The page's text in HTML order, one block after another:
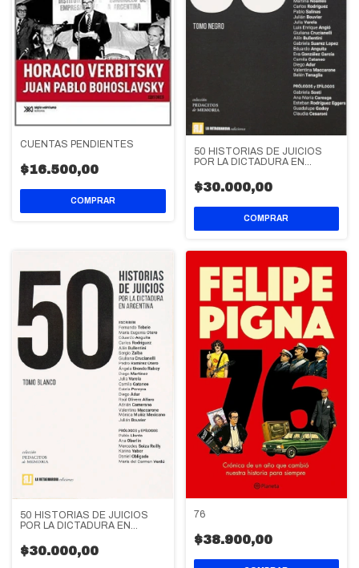
CUENTAS PENDIENTES
$16.500,00
50 HISTORIAS DE JUICIOS
POR LA DICTADURA EN
$30.000,00
50 HISTORIAS DE JUICIOS
POR LA DICTADURA EN
$30.000,00
76
$38.900,00